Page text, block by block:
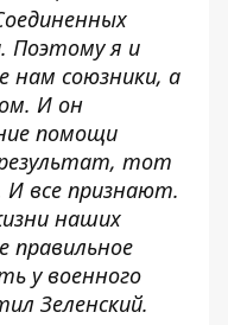
я и
нам союзники, а
И он
помощи
тот
И все признают.
наших
правильное
у военного
Зеленский.